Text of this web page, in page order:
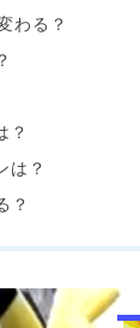
わる？
？
は？
？